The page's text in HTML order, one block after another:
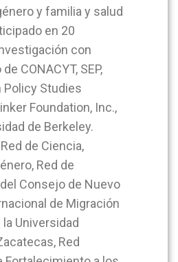
y familia y salud
en 20
con
CONACYT, SEP,
Policy Studies
Foundation, Inc.,
de Berkeley.
de Ciencia,
Red de
Consejo de Nuevo
de Migración
Universidad
Red